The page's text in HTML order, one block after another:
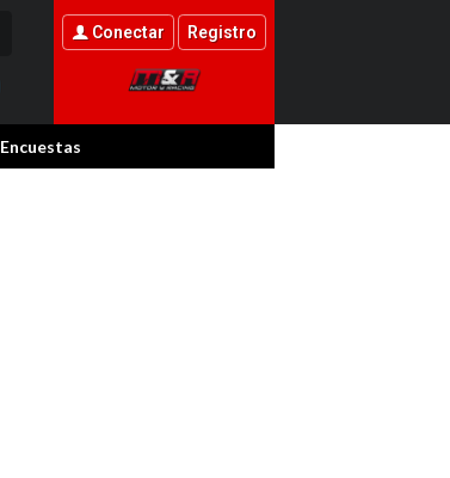
Conectar Registro
Encuestas